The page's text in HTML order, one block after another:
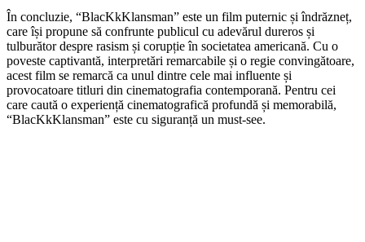
În concluzie, “BlacKkKlansman” este un film puternic și îndrăzneț,
care își propune să confrunte publicul cu adevărul dureros și
tulburător despre rasism și corupție în societatea americană. Cu o
poveste captivantă, interpretări remarcabile și o regie convingătoare,
acest film se remarcă ca unul dintre cele mai influente și
provocatoare titluri din cinematografia contemporană. Pentru cei
care caută o experiență cinematografică profundă și memorabilă,
“BlacKkKlansman” este cu siguranță un must-see.